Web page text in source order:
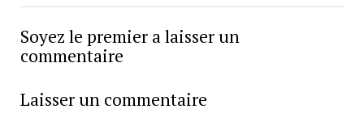
Soyez le premier a laisser un
commentaire
Laisser un commentaire